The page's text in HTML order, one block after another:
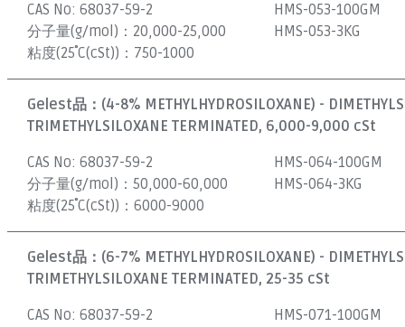
CAS No:68037-59-2
分子量(g/mol)： 20,000-25,000
粘度(25˚C(cSt))： 750-1000
HMS-053-100GM
HMS-053-3KG
Gelest品： (4-8% METHYLHYDROSILOXANE) -
TRIMETHYLSILOXANE TERMINATED, 6,000-9,000 cSt
CAS No:68037-59-2
分子量(g/mol)：50,000-60,000
粘度(25˚C(cSt))：6000-9000
HMS-064-100GM
HMS-064-3KG
Gelest品： (6-7% METHYLHYDROSILOXANE) -
TRIMETHYLSILOXANE TERMINATED, 25-35 cSt
CAS No:68037-59-2
HMS-071-100GM